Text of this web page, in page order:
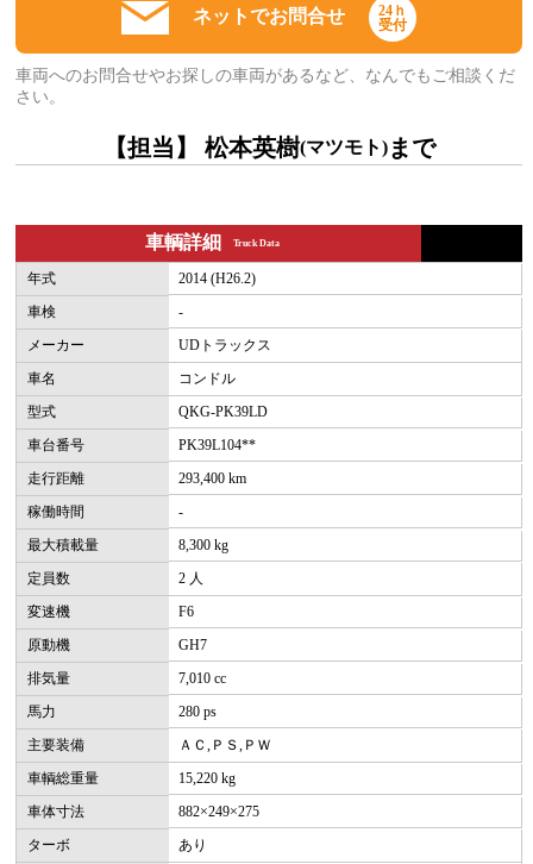
ネットでお問合せ
24ｈ
受付
車両へのお問合せやお探しの車両があるなど、なんでもご相談くだ
さい。
【担当】 松本英樹(マツモト)まで
車輌詳細 Truck Data
年式
2014 (H26.2)
車検
-
メーカー
UDトラックス
車名
コンドル
型式
QKG-PK39LD
車台番号
PK39L104**
走行距離
293,400 km
稼働時間
-
最大積載量
8,300 kg
定員数
2 人
変速機
F6
原動機
GH7
排気量
7,010 cc
馬力
280 ps
主要装備
ＡＣ,ＰＳ,ＰＷ
車輌総重量
15,220 kg
車体寸法
882×249×275
ターボ
あり